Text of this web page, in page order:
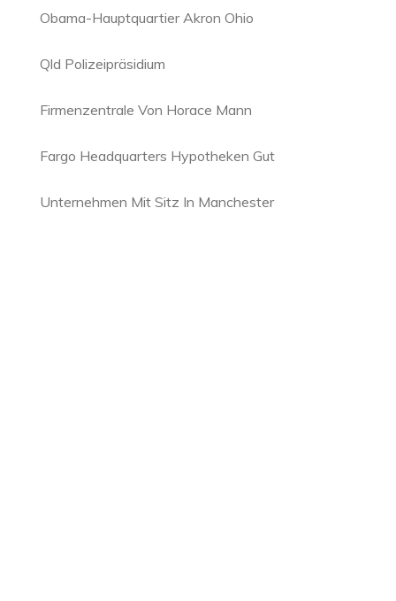
Obama-Hauptquartier Akron Ohio
Qld Polizeipräsidium
Firmenzentrale Von Horace Mann
Fargo Headquarters Hypotheken Gut
Unternehmen Mit Sitz In Manchester